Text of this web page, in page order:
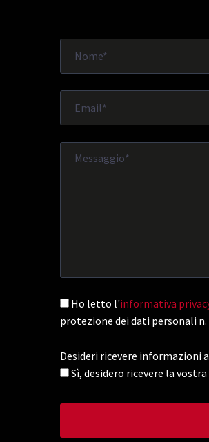
Ho letto l'informativa
protezione dei dati personali
Desideri ricevere informazioni
Sì, desidero ricevere la